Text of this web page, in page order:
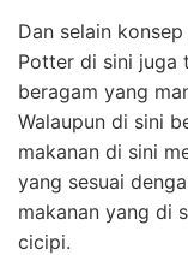
Dan selain
Potter di sini juga
beragam yang
Walaupun di sini
makanan di sini
yang sesuai
makanan yang di
cicipi.